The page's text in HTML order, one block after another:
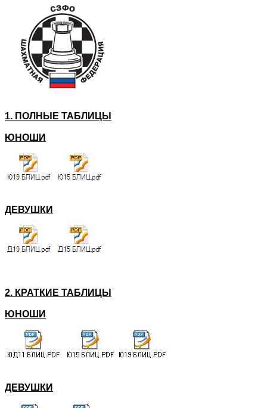
1. ПОЛНЫЕ ТАБЛИЦЫ
ЮНОШИ
ДЕВУШКИ
2. КРАТКИЕ ТАБЛИЦЫ
ЮНОШИ
ДЕВУШКИ